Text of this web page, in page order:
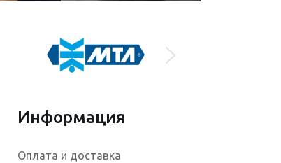
Информация
Оплата и доставка